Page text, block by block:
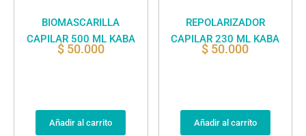
BIOMASCARILLA
CAPILAR 500 ML KABA
$50.000
Añadir al carrito
REPOLARIZADOR
CAPILAR 230 ML KABA
$ 50.000
Añadir al carrito